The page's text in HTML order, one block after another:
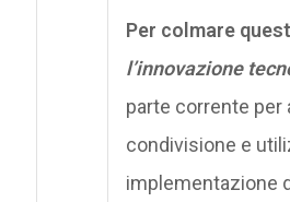
Per colmare
l’innovazione
parte corrente per
condivisione e
implementazione